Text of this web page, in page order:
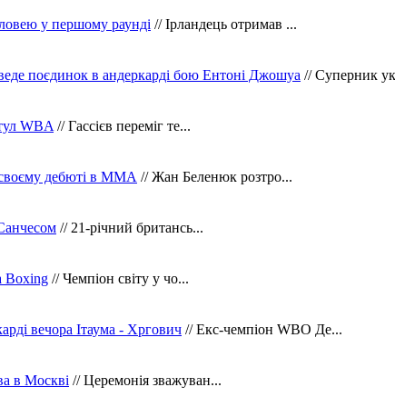
у першому раунді // Ірландець отримав ...
поєдинок в андеркарді бою Ентоні Джошуа // Суперник
WBA // Гассієв переміг те...
дебюті в ММА // Жан Беленюк розтро...
// 21-річний британсь...
Boxing // Чемпіон світу у чо...
вечора Ітаума - Хргович // Екс-чемпіон WBO Де...
в Москві // Церемонія зважуван...